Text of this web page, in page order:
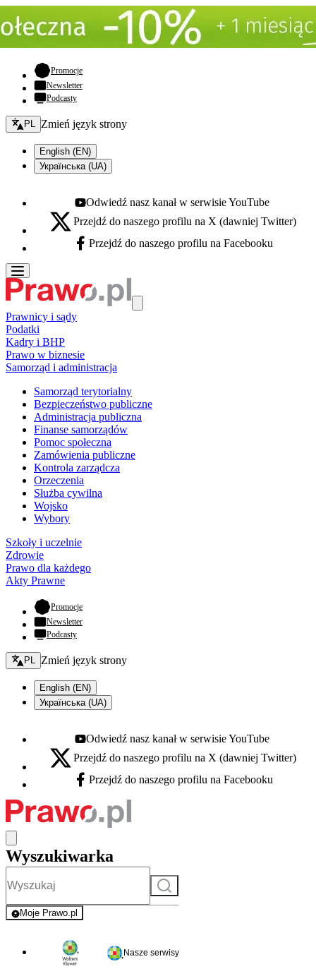
Promocje- otwiera się w nowej karcie
Newsletter
Podcasty
Zmień język - bieżący:
PL Zmień język strony
English (EN)
Українська (UA)
Youtube - otwiera się w nowej karcie
Odwiedź nasz kanał w serwisie YouTube
X - otwiera się w nowej karcie
Przejdź do naszego profilu na X (dawniej Twitter)
Facebook - otwiera się w nowej karcie
Przejdź do naszego profilu na Facebooku
Prawnicy i sądy
Podatki
Kadry i BHP
Prawo w biznesie
Samorząd i administracja
Samorząd terytorialny
Bezpieczeństwo publiczne
Administracja publiczna
Finanse samorządów
Pomoc społeczna
Zamówienia publiczne
Kontrola zarządcza
Orzeczenia
Służba cywilna
Wojsko
Wybory
Szkoły i uczelnie
Zdrowie
Prawo dla każdego
Akty Prawne
Promocje- otwiera się w nowej karcie
Newsletter
Podcasty
Zmień język - bieżący:
PL Zmień język strony
English (EN)
Українська (UA)
Youtube - otwiera się w nowej karcie
Odwiedź nasz kanał w serwisie YouTube
X - otwiera się w nowej karcie
Przejdź do naszego profilu na X (dawniej Twitter)
Facebook - otwiera się w nowej karcie
Przejdź do naszego profilu na Facebooku
Wyszukiwarka
Szukaj
Moje Prawo.pl
- rejestracja i logowanie do serwisu
Nasze serwisy